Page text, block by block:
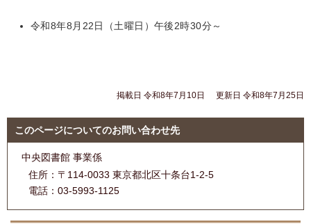
令和8年8月22日（土曜日）午後2時30分～
掲載日 令和8年7月10日 更新日 令和8年7月25日
このページについてのお問い合わせ先
中央図書館 事業係
住所： 〒114-0033 東京都北区十条台1-2-5
電話： 03-5993-1125